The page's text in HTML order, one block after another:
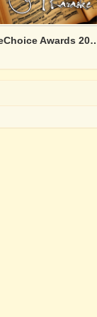
WeChoice Awards